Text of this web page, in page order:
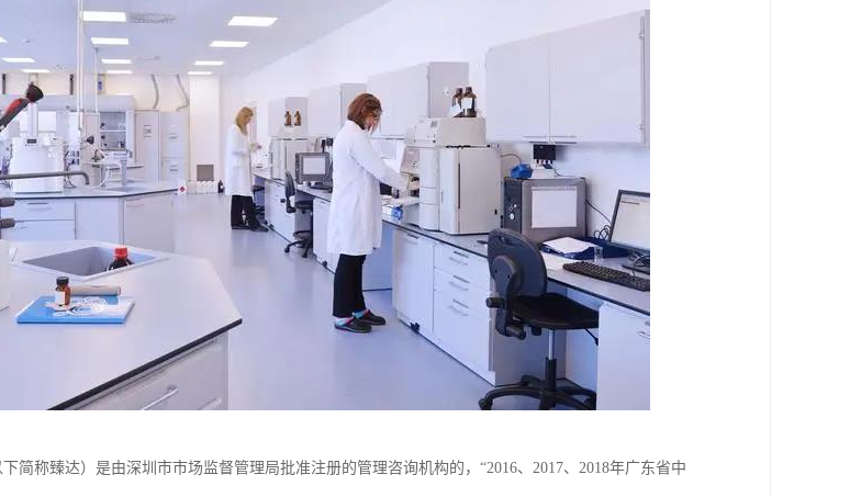
简称臻达）是由深圳市市场监督管理局批准注册的管理咨询机构的，“2016、2017、2018年广东省中